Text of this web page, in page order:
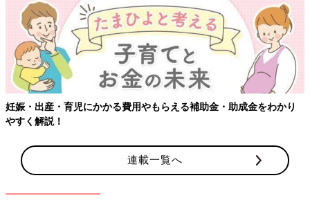
娠・出産・育児にかかる費用やもらえる補助金・助成金をわかり
すく解説！
連載一覧へ